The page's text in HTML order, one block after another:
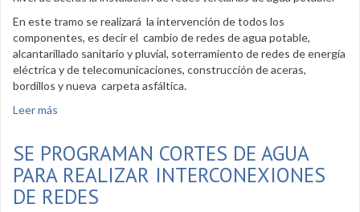
En este tramo se realizará la intervención de todos los
componentes, es decir el cambio de redes de agua potable,
alcantarillado sanitario y pluvial, soterramiento de redes de energía
eléctrica y de telecomunicaciones, construcción de aceras,
bordillos y nueva carpeta asfáltica.
Leer más
SE PROGRAMAN CORTES DE AGUA
PARA REALIZAR INTERCONEXIONES
DE REDES